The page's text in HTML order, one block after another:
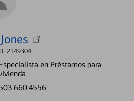
2149304
Especialista en Préstamos para
503.660.4556